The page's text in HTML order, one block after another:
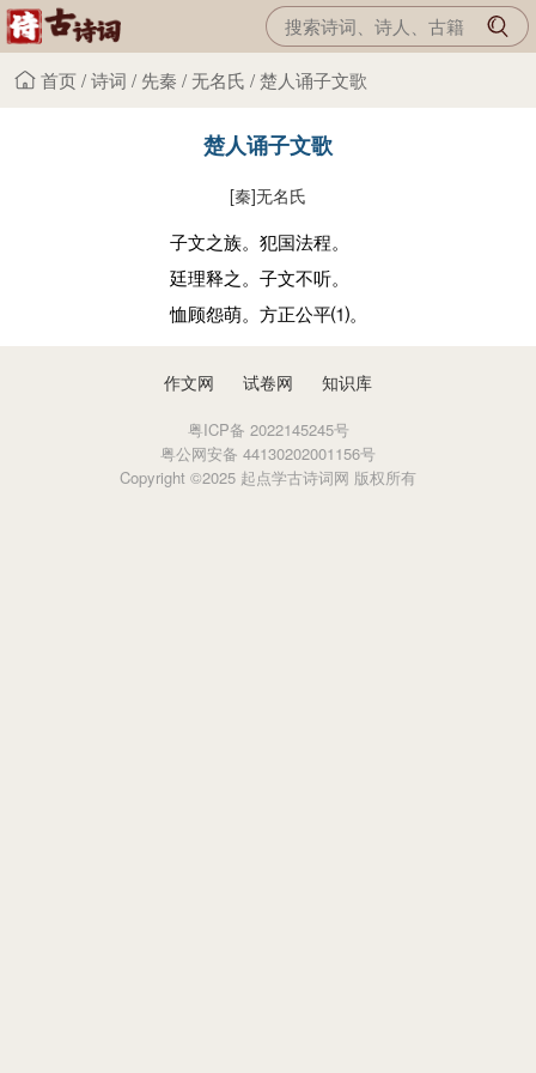
首页/诗词 / 先秦 /无名氏 /楚人诵子文歌
楚人诵子文歌
[秦]无名氏
子文之族。犯国法程。
廷理释之。子文不听。
恤顾怨萌。方正公平⑴。
作文网 试卷网 知识库
粤ICP备 2022145245号
粤公网安备 44130202001156号
Copyright ©2025 起点学古诗词网 版权所有